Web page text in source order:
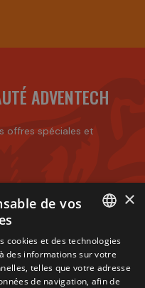
ADVENTECH
offres spéciales et
À NOTRE NEWSLETTER
etla politique de
FRENCH
×
de vos
cookies et des technologies
des informations sur votre
telles que votre adresse
de navigation, afin de